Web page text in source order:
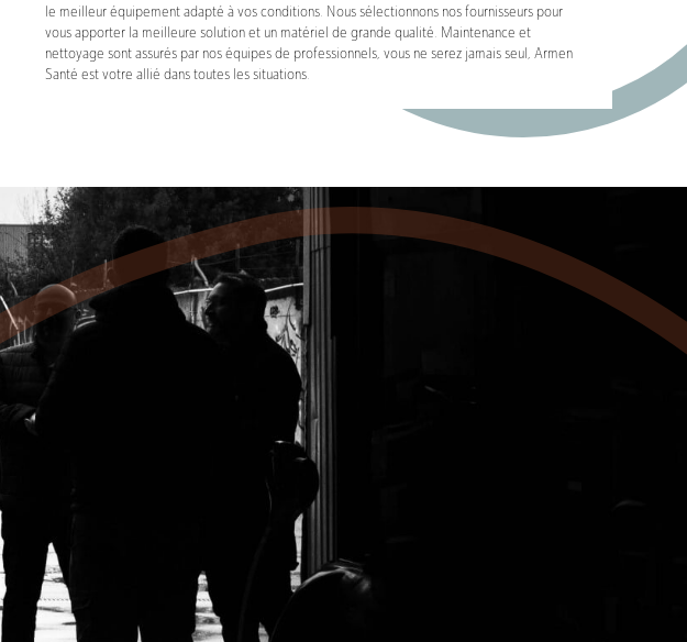
le meilleur équipement adapté à vos conditions. Nous sélectionnons nos fournisseurs pour
vous apporter la meilleure solution et un matériel de grande qualité. Maintenance et
nettoyage sont assurés par nos équipes de professionnels, vous ne serez jamais seul, Armen
Santé est votre allié dans toutes les situations.